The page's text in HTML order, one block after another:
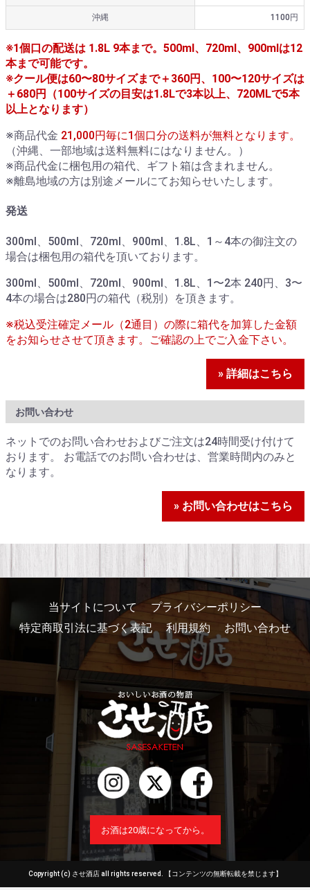
沖縄 1100円
※1個口の配送は 1.8L 9本まで。500ml、720ml、900mlは12
本まで可能です。
※クール便は60〜80サイズまで＋360円、100〜120サイズは
＋680円（100サイズの目安は1.8Lで3本以上、720MLで5本
以上となります）
※商品代金 21,000円毎に1個口分の送料が無料となります。
（沖縄、一部地域は送料無料にはなりません。）
※商品代金に梱包用の箱代、ギフト箱は含まれません。
※離島地域の方は別途メールにてお知らせいたします。
発送
300ml、500ml、720ml、900ml、1.8L、1～4本の御注文の
場合は梱包用の箱代を頂いております。
300ml、500ml、720ml、900ml、1.8L、1〜2本 240円、3〜
4本の場合は280円の箱代（税別）を頂きます。
※税込受注確定メール（2通目）の際に箱代を加算した金額
をお知らせさせて頂きます。ご確認の上でご入金下さい。
» 詳細はこちら
お問い合わせ
ネットでのお問い合わせおよびご注文は24時間受け付けて
おります。 お電話でのお問い合わせは、営業時間内のみと
なります。
» お問い合わせはこちら
当サイトについて
プライバシーポリシー
特定商取引法に基づく表記
利用規約 お問い合わせ
お酒は20歳になってから。
Copyright (c) させ酒店 all rights reserved. 【コンテンツの無断転載を禁じます】